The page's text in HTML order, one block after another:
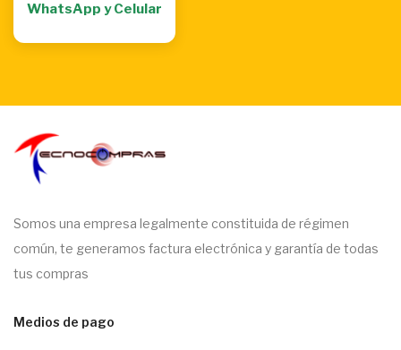
WhatsApp y Celular
Somos una empresa legalmente constituida de régimen
común, te generamos factura electrónica y garantía de todas
tus compras
Medios de pago